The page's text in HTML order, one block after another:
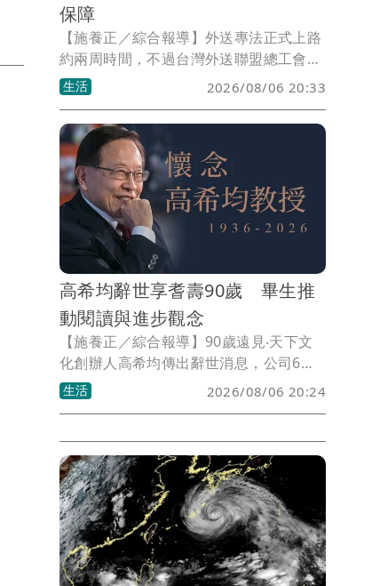
保障
【施養正／綜合報導】外送專法正式上路
約兩周時間，不過台灣外送聯盟總工會籌
備處6日控訴，Uber使用障眼法偷工時、
再假裝依法補差額，是公然違法。但平台
強調，外送員可以透過依法提供的報酬明
細查看所有行程的報酬，平台將持續向主
管機關說明實際運作方式，依據後續指引
檢視及調整。
生活 2026/08/06 20:33
高希均辭世享耆壽90歲 畢生推
動閱讀與進步觀念
【施養正／綜合報導】90歲遠見‧天下文
化創辦人高希均傳出辭世消息，公司6日
證實，表示高希均是「書生報國的典範，
君子領導的楷模」。他的離去是華人知識
思想與殷切期許，永遠照亮並指引我們前
行。
生活 2026/08/06 20:24